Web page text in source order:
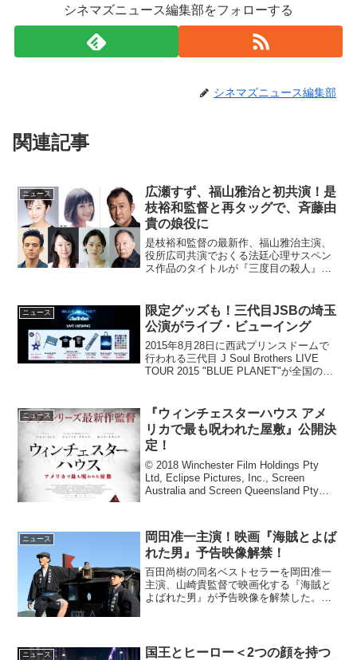
シネマズニュース編集部をフォローする
シネマズニュース編集部
関連記事
ニュース
広瀬すず、福山雅治と初共演！是
枝裕和監督と再タッグで、斉藤由
貴の娘役に
是枝裕和監督の最新作、福山雅治主演、
役所広司共演でおくる法廷心理サスペン
ス作品のタイトルが『三度目の殺人』に
加キャスト発表勝利にこだわる弁護士重
盛(福山雅治)が、やむを...
ニュース
限定グッズも！三代目JSBの埼玉
公演がライブ・ビューイング
2015年8月28日に西武プリンスドームで
行われる三代目 J Soul Brothers LIVE
TOUR 2015 "BLUE PLANET"が全国の映
ーイング会場...
ニュース
『ウィンチェスターハウス アメ
リカで最も呪われた屋敷』公開決
定！
© 2018 Winchester Film Holdings Pty
Ltd, Eclipse Pictures, Inc., Screen
Australia and Screen Queensland Pty
ニュース
岡田准一主演！映画『海賊とよば
れた男』予告映像解禁！
百田尚樹の同名ベストセラーを岡田准一
主演、山崎貴監督で映画化する『海賊と
よばれた男』が予告映像を解禁した。主
若き日の国岡鐡造(岡田...
ニュース
国王とヒーロー＜2つの顔を持つ